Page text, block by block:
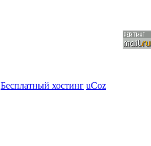
Бесплатный хостинг uCoz